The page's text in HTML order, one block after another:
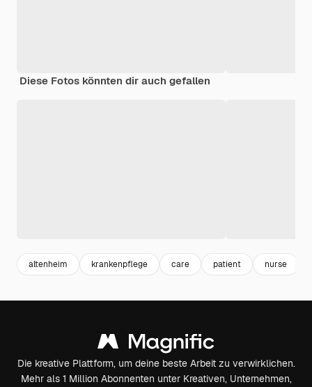
Diese Fotos könnten dir auch gefallen
altenheim krankenpflege care patient nurse
Die kreative Plattform, um deine beste Arbeit zu verwirklichen.
Mehr als 1 Million Abonnenten unter Kreativen, Unternehmen,